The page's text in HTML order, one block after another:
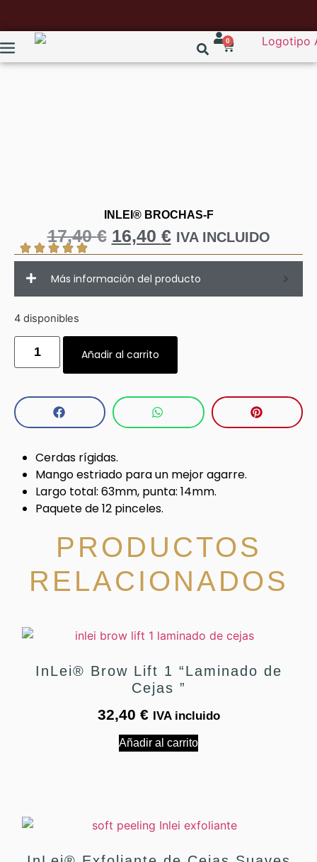
0
INLEI® BROCHAS-F
17,40€ 16,40 € IVA INCLUIDO
Más información del producto
4 disponibles
Añadir al carrito
Cerdas rígidas.
Mango estriado para un mejor agarre.
Largo total: 63mm, punta: 14mm.
Paquete de 12 pinceles.
PRODUCTOS
RELACIONADOS
InLei® Brow Lift 1 “Laminado de
Cejas ”
32,40 € IVA incluido
Añadir al carrito